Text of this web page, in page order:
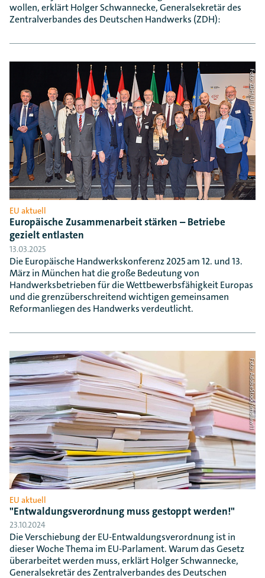
wollen, erklärt Holger Schwannecke, Generalsekretär des
Zentralverbandes des Deutschen Handwerks (ZDH):
Foto: ZDH/Uli Mayer
EU aktuell
Europäische Zusammenarbeit stärken – Betriebe
gezielt entlasten
13.03.2025
Die Europäische Handwerkskonferenz 2025 am 12. und 13.
März in München hat die große Bedeutung von
Handwerksbetrieben für die Wettbewerbsfähigkeit Europas
und die grenzüberschreitend wichtigen gemeinsamen
Reformanliegen des Handwerks verdeutlicht.
Foto: AdobeStock/smolaw11
EU aktuell
"Entwaldungsverordnung muss gestoppt werden!"
23.10.2024
Die Verschiebung der EU-Entwaldungsverordnung ist in
dieser Woche Thema im EU-Parlament. Warum das Gesetz
überarbeitet werden muss, erklärt Holger Schwannecke,
Generalsekretär des Zentralverbandes des Deutschen